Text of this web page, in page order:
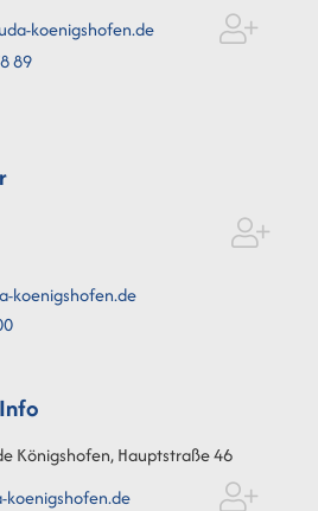
koenigshofen.de
89
koenigshofen.de
Königshofen, Hauptstraße 46